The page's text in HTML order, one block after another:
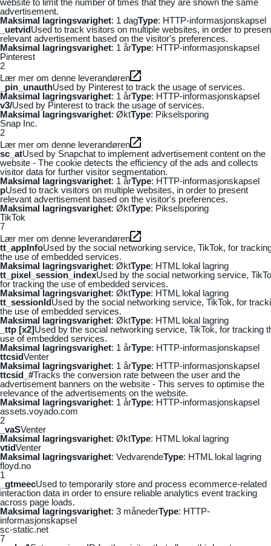
advertisement.
Maksimal lagringsvarighet: 1 dagType: HTTP-informasjonskapsel
_uetvidUsed to track visitors on multiple websites, in order to
relevant advertisement based on the visitor's preferences.
Maksimal lagringsvarighet: 1 årType: HTTP-informasjonskapsel
Pinterest
2
Lær mer om denne leverandøren
_pin_unauthUsed by Pinterest to track the usage of services.
Maksimal lagringsvarighet: 1 årType: HTTP-informasjonskapsel
v3/Used by Pinterest to track the usage of services.
Maksimal lagringsvarighet: ØktType: Pikselsporing
Snap Inc.
2
Lær mer om denne leverandøren
sc_atUsed by Snapchat to implement advertisement content on the
website - The cookie detects the efficiency of the ads and collects
visitor data for further visitor segmentation.
Maksimal lagringsvarighet: 1 årType: HTTP-informasjonskapsel
pUsed to track visitors on multiple websites, in order to present
relevant advertisement based on the visitor's preferences.
Maksimal lagringsvarighet: ØktType: Pikselsporing
TikTok
7
Lær mer om denne leverandøren
tt_appInfoUsed by the social networking service, TikTok, for
the use of embedded services.
Maksimal lagringsvarighet: ØktType: HTML lokal lagring
tt_pixel_session_indexUsed by the social networking service,
for tracking the use of embedded services.
Maksimal lagringsvarighet: ØktType: HTML lokal lagring
tt_sessionIdUsed by the social networking service, TikTok, for
the use of embedded services.
Maksimal lagringsvarighet: ØktType: HTML lokal lagring
_ttp [x2]Used by the social networking service, TikTok, for tracking
use of embedded services.
Maksimal lagringsvarighet: 1 årType: HTTP-informasjonskapsel
ttcsidVenter
Maksimal lagringsvarighet: 1 årType: HTTP-informasjonskapsel
ttcsid_#Tracks the conversion rate between the user and the
advertisement banners on the website - This serves to optimise the
relevance of the advertisements on the website.
Maksimal lagringsvarighet: 1 årType: HTTP-informasjonskapsel
assets.voyado.com
2
_vaSVenter
Maksimal lagringsvarighet: ØktType: HTML lokal lagring
vtidVenter
Maksimal lagringsvarighet: VedvarendeType: HTML lokal lagring
floyd.no
1
_gtmeecUsed to temporarily store and process ecommerce-related
interaction data in order to ensure reliable analytics event tracking
across page loads.
Maksimal lagringsvarighet: 3 månederType: HTTP-
informasjonskapsel
sc-static.net
7